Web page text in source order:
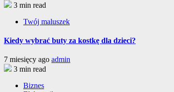
3 min read
Twój maluszek
Kiedy wybrać buty za kostkę dla dzieci?
7 miesięcy ago admin
3 min read
Biznes